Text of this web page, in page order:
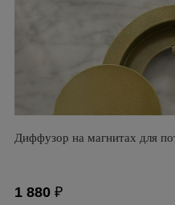
Диффузор на магнитах для
1 880 ₽